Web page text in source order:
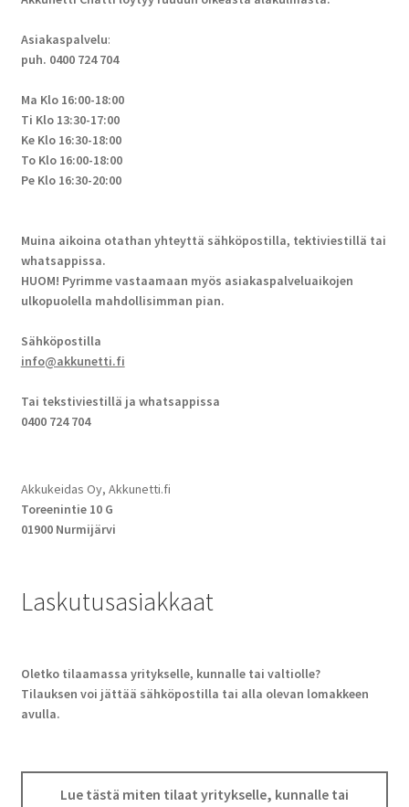
Asiakaspalvelu:
puh. 0400 724 704
Ma Klo 16:00-18:00
Ti Klo 13:30-17:00
Ke Klo 16:30-18:00
To Klo 16:00-18:00
Pe Klo 16:30-20:00
Muina aikoina otathan yhteyttä sähköpostilla, tektiviestillä tai
whatsappissa.
HUOM! Pyrimme vastaamaan myös asiakaspalveluaikojen
ulkopuolella mahdollisimman pian.
Sähköpostilla
info@akkunetti.fi
Tai tekstiviestillä ja whatsappissa
0400 724 704
Akkukeidas Oy, Akkunetti.fi
Toreenintie 10 G
01900 Nurmijärvi
Laskutusasiakkaat
Oletko tilaamassa yritykselle, kunnalle tai valtiolle?
Tilauksen voi jättää sähköpostilla tai alla olevan lomakkeen
avulla.
Lue tästä miten tilaat yritykselle, kunnalle tai